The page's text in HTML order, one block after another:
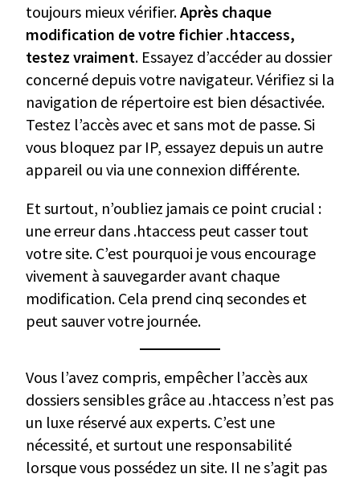
toujours mieux vérifier.Après chaque
modification de votre fichier .htaccess,
testez vraiment. Essayez d’accéder au dossier
concerné depuis votre navigateur. Vérifiez si la
navigation de répertoire est bien désactivée.
Testez l’accès avec et sans mot de passe. Si
vous bloquez par IP, essayez depuis un autre
appareil ou via une connexion différente.
Et surtout, n’oubliez jamais ce point crucial :
une erreur dans .htaccess peut casser tout
votre site. C’est pourquoi je vous encourage
vivement à sauvegarder avant chaque
modification. Cela prend cinq secondes et
peut sauver votre journée.
Vous l’avez compris, empêcher l’accès aux
dossiers sensibles grâce au .htaccess n’est pas
un luxe réservé aux experts. C’est une
nécessité, et surtout une responsabilité
lorsque vous possédez un site. Il ne s’agit pas